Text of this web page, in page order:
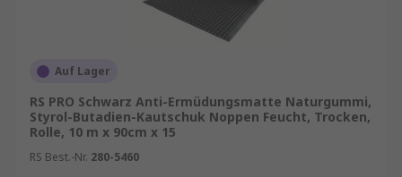
Auf Lager
RS PRO Schwarz Anti-Ermüdungsmatte Naturgummi,
Styrol-Butadien-Kautschuk Noppen Feucht, Trocken,
Rolle, 10 m x 90cm x 15
RS Best.-Nr. 280-5460